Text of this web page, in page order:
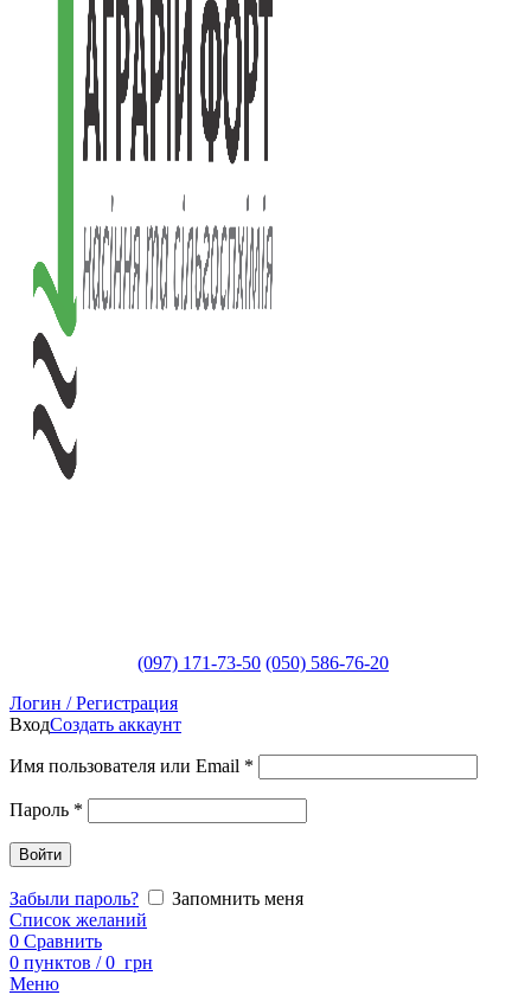
(097) 171-73-50 (050) 586-76-20
Логин / Регистрация
ВходСоздать аккаунт
Имя пользователя или Email *
Пароль *
Войти
Забыли пароль?
Запомнить меня
Список желаний
0 Сравнить
0 пунктов / 0 грн
Меню